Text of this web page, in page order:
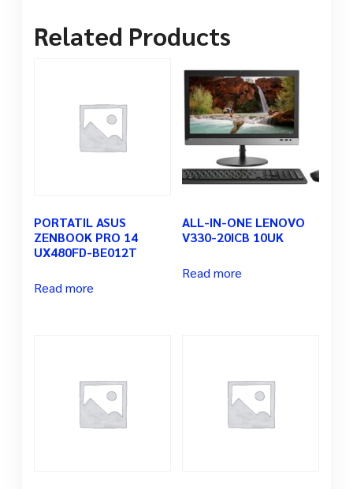
Related Products
PORTATIL ASUS
ZENBOOK PRO 14
UX480FD-BE012T
Read more
ALL-IN-ONE LENOVO
V330-20ICB 10UK
Read more